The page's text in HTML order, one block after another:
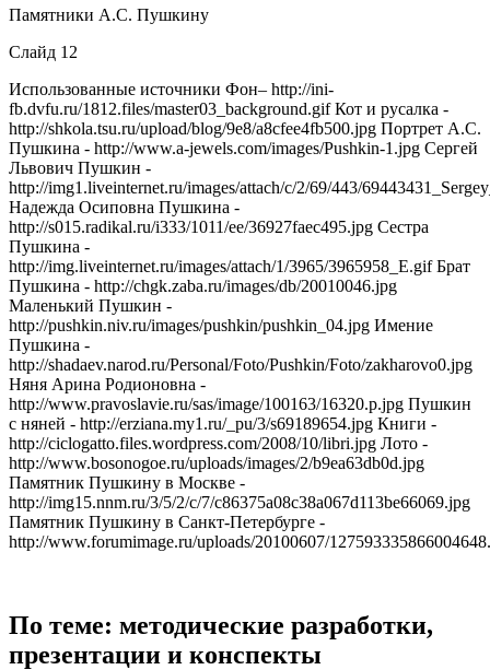
Памятники А.С. Пушкину
Слайд 12
Использованные источники Фон– http://ini-
fb.dvfu.ru/1812.files/master03_background.gif Кот и русалка -
http://shkola.tsu.ru/upload/blog/9e8/a8cfee4fb500.jpg Портрет А.С.
Пушкина - http://www.a-jewels.com/images/Pushkin-1.jpg Сергей
Львович Пушкин -
http://img1.liveinternet.ru/images/attach/c/2/69/443/
Надежда Осиповна Пушкина -
http://s015.radikal.ru/i333/1011/ee/36927faec495.jpg Сестра
Пушкина -
http://img.liveinternet.ru/images/attach/1/3965/3965958_E.gif Брат
Пушкина - http://chgk.zaba.ru/images/db/20010046.jpg
Маленький Пушкин -
http://pushkin.niv.ru/images/pushkin/pushkin_04.jpg Имение
Пушкина -
http://shadaev.narod.ru/Personal/Foto/Pushkin/Foto/zakharovo0.jpg
Няня Арина Родионовна -
http://www.pravoslavie.ru/sas/image/100163/16320.p.jpg Пушкин
с няней - http://erziana.my1.ru/_pu/3/s69189654.jpg Книги -
http://ciclogatto.files.wordpress.com/2008/10/libri.jpg Лото -
http://www.bosonogoe.ru/uploads/images/2/b9ea63db0d.jpg
Памятник Пушкину в Москве -
http://img15.nnm.ru/3/5/2/c/7/c86375a08c38a067d113be66069.jpg
Памятник Пушкину в Санкт-Петербурге -
http://www.forumimage.ru/uploads/20100607/
По теме: методические разработки,
презентации и конспекты